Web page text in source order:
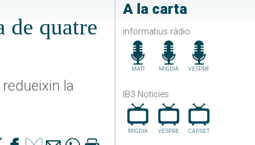
A la carta
informatius ràdio
MATÍ MIGDIA VESPRE
IB3 Noticies
MIGDIA VESPRE CAP.SET
de quatre
la